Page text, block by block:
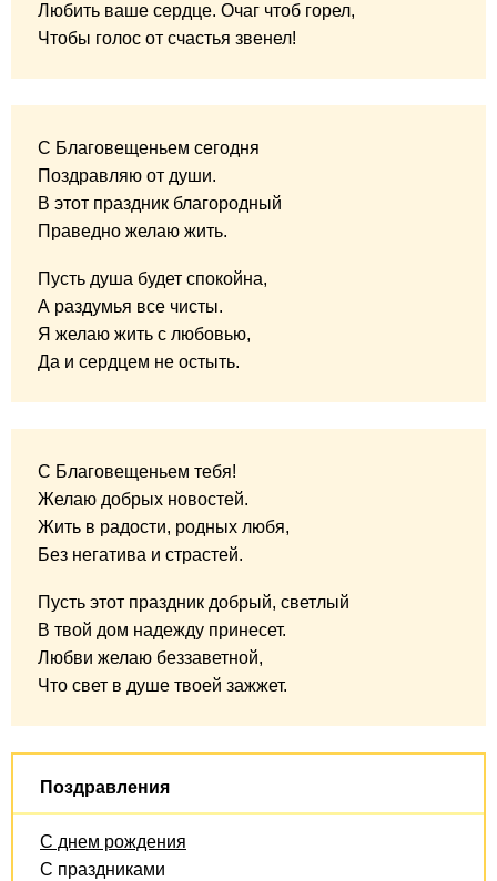
Любить ваше сердце. Очаг чтоб горел,
Чтобы голос от счастья звенел!
С Благовещеньем сегодня
Поздравляю от души.
В этот праздник благородный
Праведно желаю жить.
Пусть душа будет спокойна,
А раздумья все чисты.
Я желаю жить с любовью,
Да и сердцем не остыть.
С Благовещеньем тебя!
Желаю добрых новостей.
Жить в радости, родных любя,
Без негатива и страстей.
Пусть этот праздник добрый, светлый
В твой дом надежду принесет.
Любви желаю беззаветной,
Что свет в душе твоей зажжет.
Поздравления
С днем рождения
С праздниками